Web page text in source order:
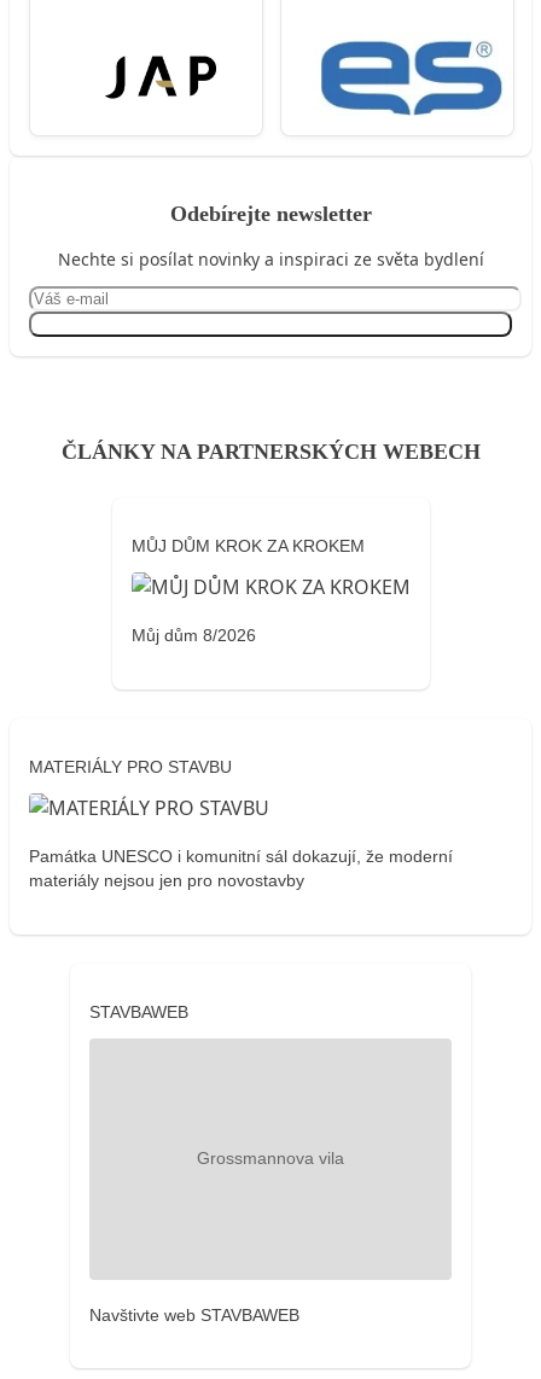
Odebírejte newsletter
Nechte si posílat novinky a inspiraci ze světa bydlení
ČLÁNKY NA PARTNERSKÝCH WEBECH
MŮJ DŮM KROK ZA KROKEM
Můj dům 8/2026
MATERIÁLY PRO STAVBU
Památka UNESCO i komunitní sál dokazují, že moderní
materiály nejsou jen pro novostavby
STAVBAWEB
Navštivte web STAVBAWEB